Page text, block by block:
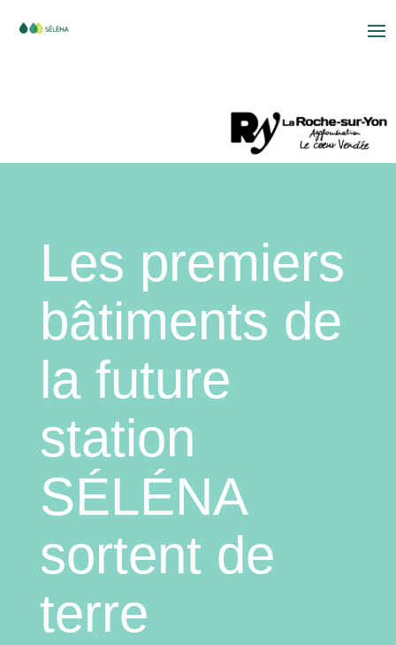
Les premiers
bâtiments de
la future
station
SÉLÉNA
sortent de
terre